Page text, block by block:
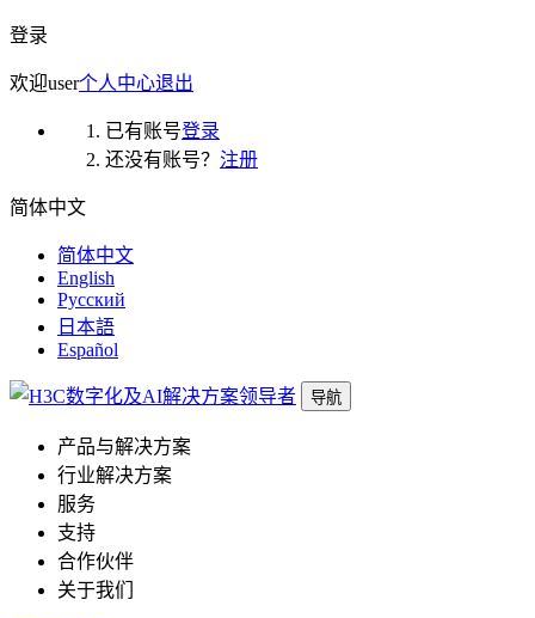
登录
欢迎user个人中心退出
已有账号登录
还没有账号？ 注册
简体中文
简体中文
English
Русский
日本語
Español
导航
产品与解决方案
行业解决方案
服务
支持
合作伙伴
关于我们